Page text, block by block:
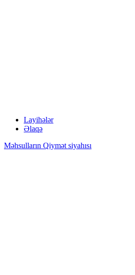
Layihələr
Əlaqə
Məhsulların Qiymət siyahısı